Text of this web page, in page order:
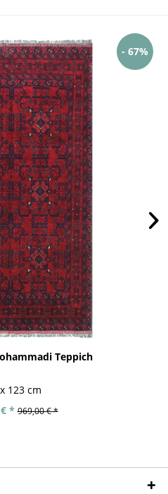
- 67%
Teppich
123 cm
* 969,00 € *